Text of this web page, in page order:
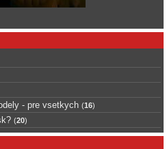
- pre vsetkych (16)
(20)